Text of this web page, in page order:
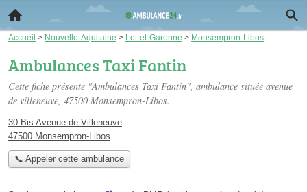
Accueil > Nouvelle-Aquitaine > Lot-et-Garonne > Monsempron-Libos
Ambulances Taxi Fantin
Cette fiche présente "Ambulances Taxi Fantin", ambulance située avenue
de villeneuve, 47500 Monsempron-Libos.
30 Bis Avenue de Villeneuve
47500 Monsempron-Libos
📞 Appeler cette ambulance